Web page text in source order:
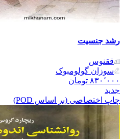
رشد جنسیت
ققنوس
سوزان گولومبوک
۸۳۰٬۰۰۰ تومان
جدید
چاپ اختصاصی (بر اساس POD)